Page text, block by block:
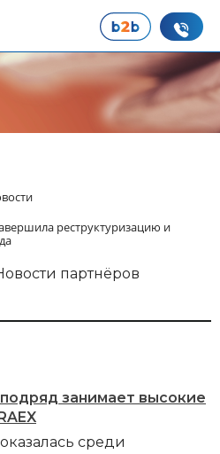
реструктуризацию и
партнёров
занимает высокие
среди